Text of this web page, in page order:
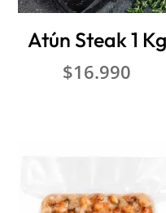
Atún Steak 1 Kg
$16.990